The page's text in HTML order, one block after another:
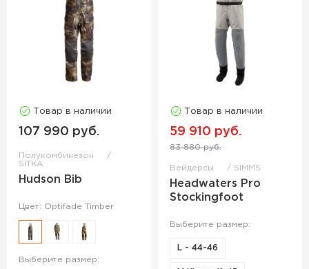
Товар в наличии
107 990 руб.
Полукомбинезон
SITKA
Hudson Bib
Цвет: Optifade Timber
Выберите размер:
Товар в наличии
59 910 руб.
83 880 руб.
Вейдерсы SIMMS
Headwaters Pro
Stockingfoot
Выберите размер:
L - 44-46